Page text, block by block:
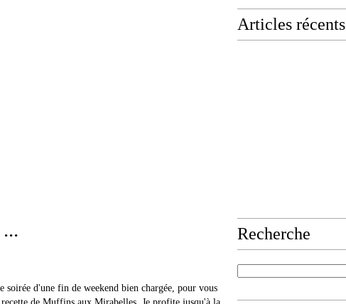
soirée d'une fin de weekend bien chargée, pour vous
Articles récents
Recherche